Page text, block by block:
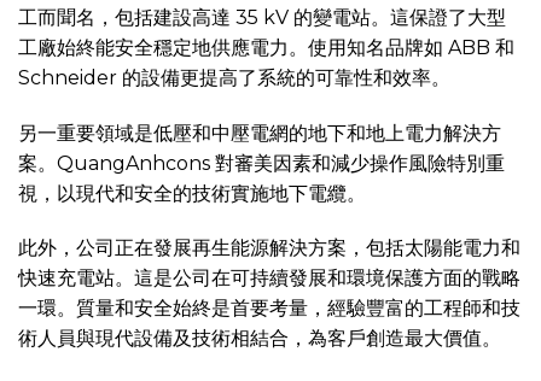
工而聞名，包括建設高達 35 kV 的變電站。這保證了大型
工廠始終能安全穩定地供應電力。使用知名品牌如 ABB 和
Schneider 的設備更提高了系統的可靠性和效率。
另一重要領域是低壓和中壓電網的地下和地上電力解決方
案。QuangAnhcons 對審美因素和減少操作風險特別重
視，以現代和安全的技術實施地下電纜。
此外，公司正在發展再生能源解決方案，包括太陽能電力和
快速充電站。這是公司在可持續發展和環境保護方面的戰略
一環。質量和安全始終是首要考量，經驗豐富的工程師和技
術人員與現代設備及技術相結合，為客戶創造最大價值。